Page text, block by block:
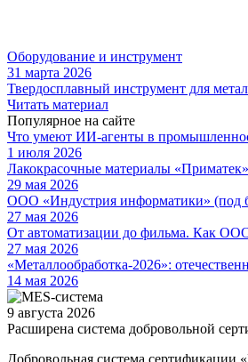
Оборудование и инструмент
31 марта 2026
Твердосплавный инструмент для
Читать материал
Популярное на сайте
Что умеют ИИ-агенты в
1 июля 2026
Лакокрасочные материалы
29 мая 2026
ООО «Индустрия информатики» (под
27 мая 2026
От автоматизации до фильма. Как
27 мая 2026
«Металлообработка-2026»:
14 мая 2026
9 августа 2026
Расширена система добровольной
Добровольная система сертификации